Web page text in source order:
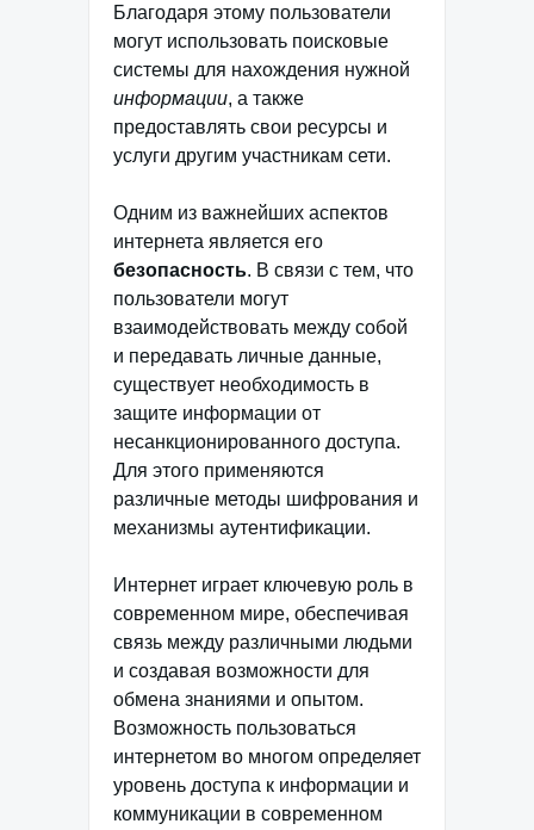
Благодаря этому пользователи
могут использовать поисковые
системы для нахождения нужной
информации, а также
предоставлять свои ресурсы и
услуги другим участникам сети.
Одним из важнейших аспектов
интернета является его
безопасность. В связи с тем, что
пользователи могут
взаимодействовать между собой
и передавать личные данные,
существует необходимость в
защите информации от
несанкционированного доступа.
Для этого применяются
различные методы шифрования и
механизмы аутентификации.
Интернет играет ключевую роль в
современном мире, обеспечивая
связь между различными людьми
и создавая возможности для
обмена знаниями и опытом.
Возможность пользоваться
интернетом во многом определяет
уровень доступа к информации и
коммуникации в современном